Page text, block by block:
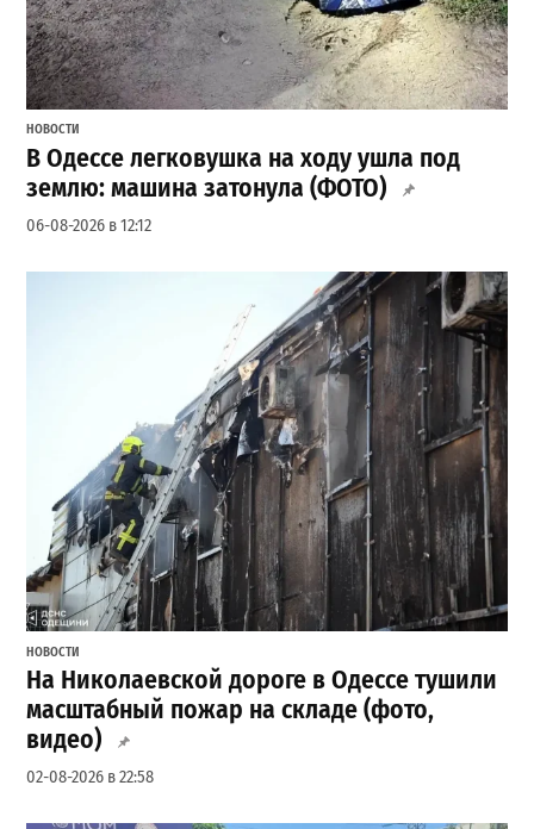
НОВОСТИ
В Одессе легковушка на ходу ушла под
землю: машина затонула (ФОТО)
06-08-2026 в 12:12
НОВОСТИ
На Николаевской дороге в Одессе тушили
масштабный пожар на складе (фото,
видео)
02-08-2026 в 22:58